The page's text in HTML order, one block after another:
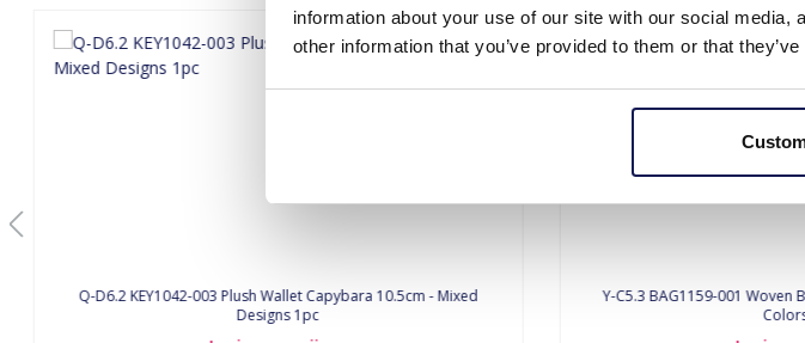
information about your use of our site with our social
other information that you’ve provided to them or that
Q-D6.2 KEY1042-003 Plush Wallet Capybara 10.5cm - Mixed
Designs 1pc
Y-C5.3 BAG1159-001 Woven